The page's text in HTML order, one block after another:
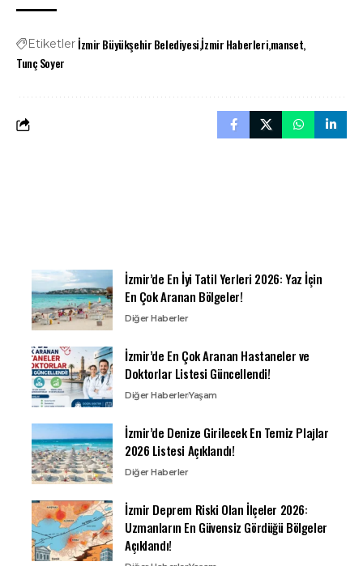
Etiketlerİzmir Büyükşehir Belediyesiİzmir Haberlerimanset
Tunç Soyer
İzmir’de En İyi Tatil Yerleri 2026: Yaz İçin
En Çok Aranan Bölgeler!
Diğer Haberler
İzmir’de En Çok Aranan Hastaneler ve
Doktorlar Listesi Güncellendi!
Diğer HaberlerYaşam
İzmir’de Denize Girilecek En Temiz Plajlar
2026 Listesi Açıklandı!
Diğer Haberler
İzmir Deprem Riski Olan İlçeler 2026:
Uzmanların En Güvensiz Gördüğü Bölgeler
Açıklandı!